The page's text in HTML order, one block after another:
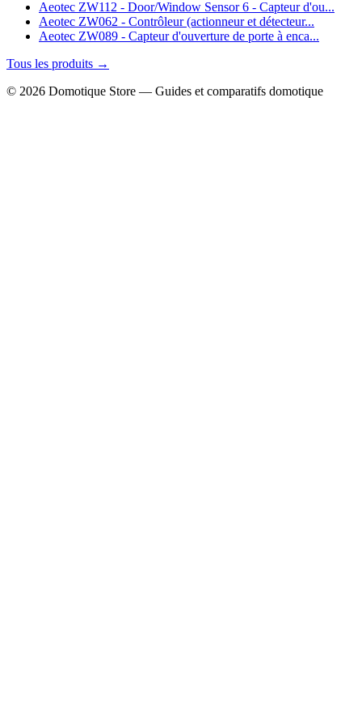
Aeotec ZW112 - Door/Window Sensor 6 - Capteur d'ou...
Aeotec ZW062 - Contrôleur (actionneur et détecteur...
Aeotec ZW089 - Capteur d'ouverture de porte à enca...
Tous les produits →
© 2026 Domotique Store — Guides et comparatifs domotique